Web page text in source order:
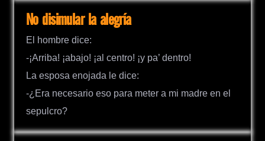
No disimular la alegría
El hombre dice:
-¡Arriba! ¡abajo! ¡al centro! ¡y pa’ dentro!
La esposa enojada le dice:
-¿Era necesario eso para meter a mi madre en el
sepulcro?